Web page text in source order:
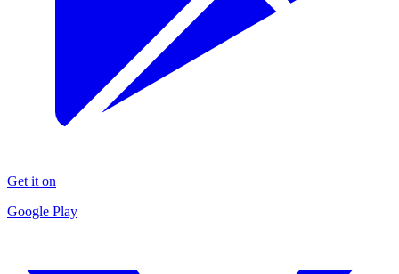
Get it on
Google Play